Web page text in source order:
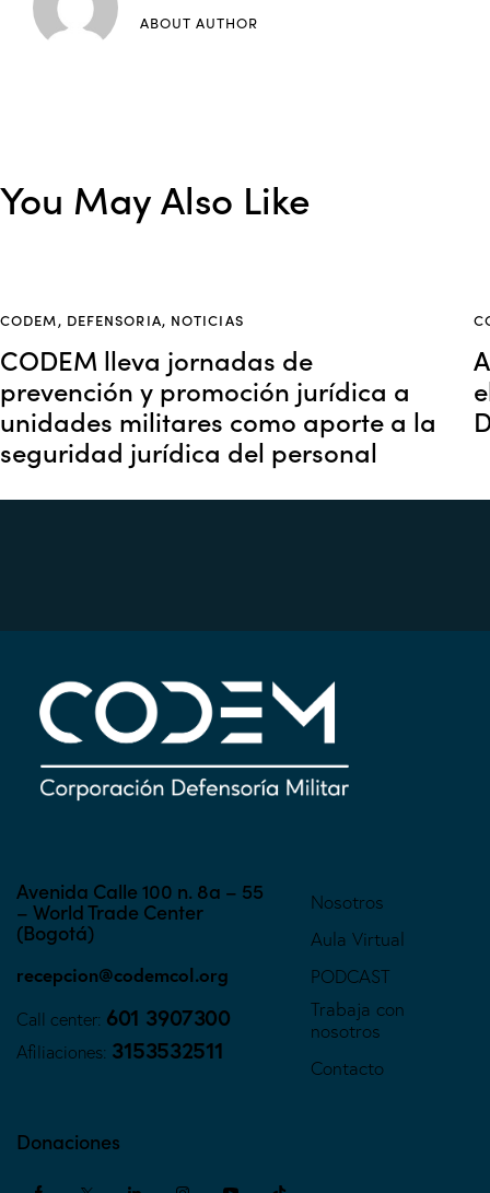
ABOUT AUTHOR
You May Also Like
CODEM, DEFENSORIA, NOTICIAS
CODEM lleva jornadas de
prevención y promoción jurídica a
unidades militares como aporte a la
seguridad jurídica del personal
Avenida Calle 100 n. 8a – 55
– World Trade Center
(Bogotá)
recepcion@codemcol.org
Call center: 601 3907300
Afiliaciones: 3153532511
Nosotros
Aula Virtual
PODCAST
Trabaja con
nosotros
Contacto
Donaciones